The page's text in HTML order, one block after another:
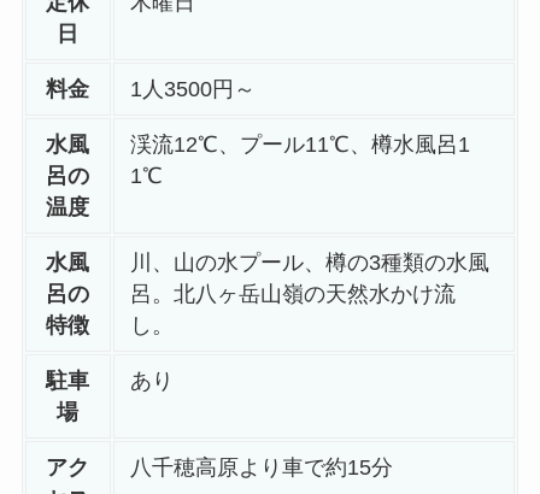
日
料金 1人3500円～
水風
呂の
温度
渓流12℃、プール11℃、樽水風呂1
1℃
水風
呂の
特徴
川、山の水プール、樽の3種類の水風
呂。北八ヶ岳山嶺の天然水かけ流
し。
駐車
場
あり
アク
八千穂高原より車で約15分